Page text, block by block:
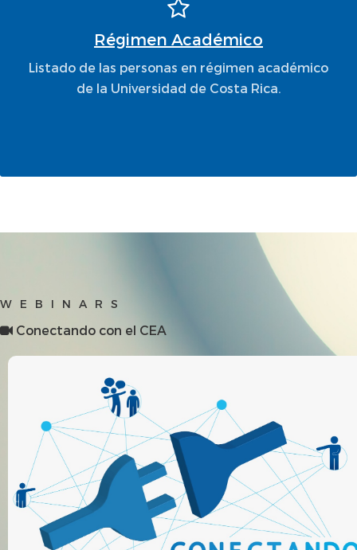
Régimen Académico
Listado de las personas en régimen académico
de la Universidad de Costa Rica.
WEBINARS
Conectando con el CEA